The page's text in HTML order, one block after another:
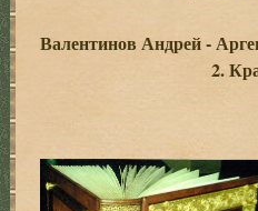
Валентинов Андрей -
2.